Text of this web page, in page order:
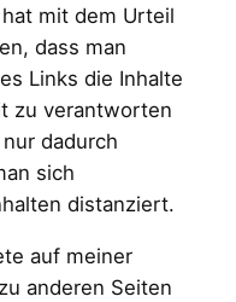
mit dem Urteil
dass man
Links die Inhalte
zu verantworten
dadurch
sich
distanziert.
auf meiner
anderen Seiten